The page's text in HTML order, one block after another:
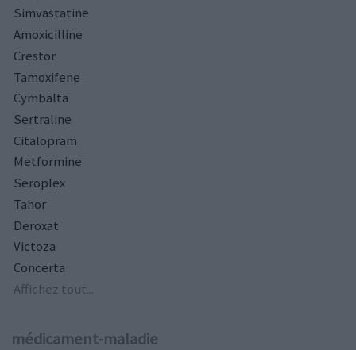
Simvastatine
Amoxicilline
Crestor
Tamoxifene
Cymbalta
Sertraline
Citalopram
Metformine
Seroplex
Tahor
Deroxat
Victoza
Concerta
Affichez tout...
médicament-maladie